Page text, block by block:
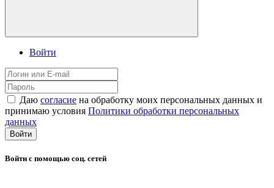
Войти
Даю согласие на обработку моих персональных данных и
принимаю условия Политики обработки персональных
данных
Войти
Войти с помощью соц. сетей